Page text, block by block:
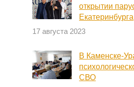
открытии
Екатеринбурга
17 августа 2023
В Каменске-
СВО